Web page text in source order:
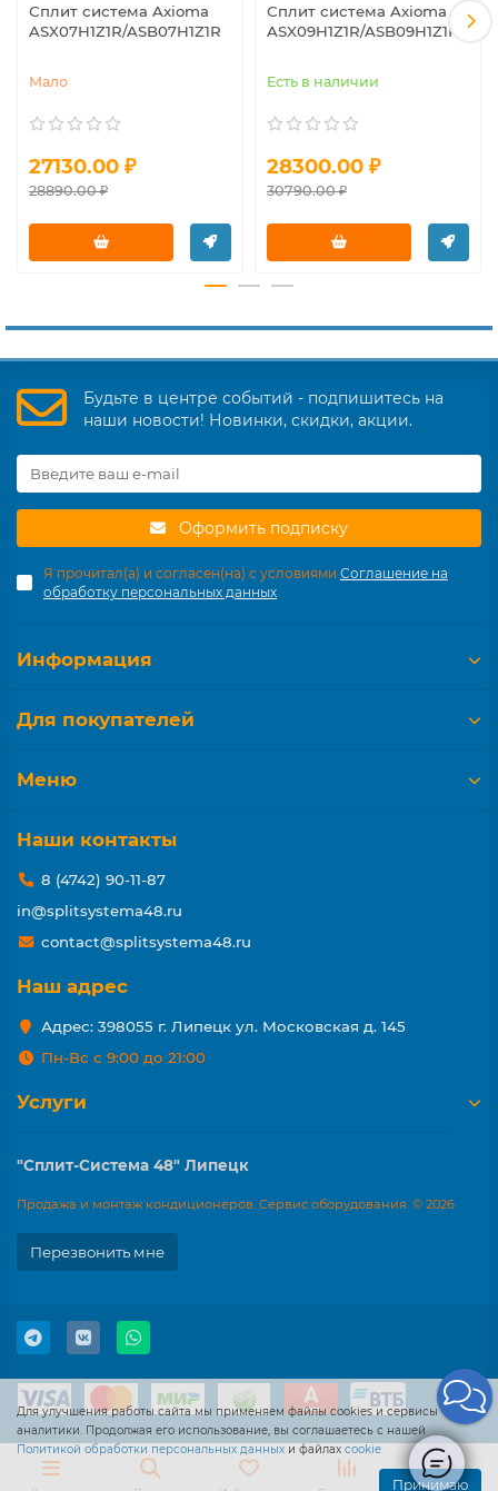
Сплит система Axioma
ASX07H1Z1R/ASB07H1Z1R
Мало
27130.00 ₽
28890.00 ₽
Сплит система Axioma
ASX09H1Z1R/ASB09H1Z1R
Есть в наличии
28300.00 ₽
30790.00 ₽
Для улучшения работы сайта мы применяем файлы cookies и сервисы
аналитики. Продолжая его использование, вы соглашаетесь с нашей
Политикой обработки персональных данных и файлах cookie
Принимаю
Будьте в центре событий - подпишитесь на
наши новости! Новинки, скидки, акции.
Оформить подписку
Я прочитал(а) и согласен(на) с условиями Соглашение на
обработку персональных данных
Информация
Для покупателей
Меню
Наши контакты
8 (4742) 90-11-87
in@splitsystema48.ru
contact@splitsystema48.ru
Наш адрес
Адрес: 398055 г. Липецк ул. Московская д. 145
Пн-Вс с 9:00 до 21:00
Услуги
"Сплит-Система 48" Липецк
Продажа и монтаж кондиционеров. Сервис оборудования. © 2026
Перезвонить мне